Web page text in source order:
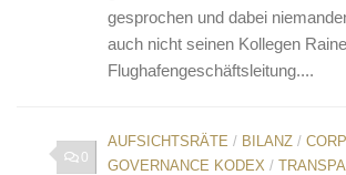
gesprochen und dabei
auch nicht seinen Kollegen
Flughafengeschäftsleitung....
0
AUFSICHTSRÄTE / BILANZ /
GOVERNANCE KODEX /